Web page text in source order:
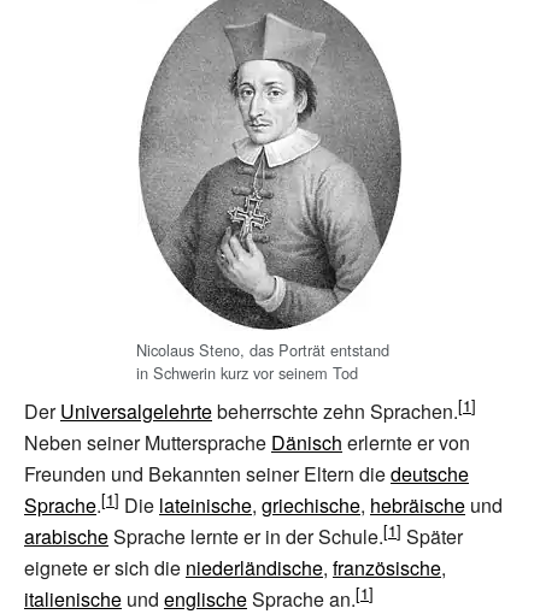
Nicolaus Steno, das Porträt entstand
in Schwerin kurz vor seinem Tod
DerUniversalgelehrtebeherrschte zehn Sprachen.
Neben seiner Muttersprache Dänisch erlernte er von
Freunden und Bekannten seiner Eltern diedeutsche
Sprache. Die lateinische, griechische, hebräische und
arabischeSprache lernte er in der Schule.
Später
eignete er sich die niederländische, französische,
italienische und englischeSprache an.